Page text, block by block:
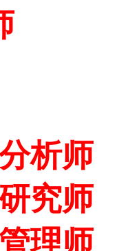
析师
究师
理师